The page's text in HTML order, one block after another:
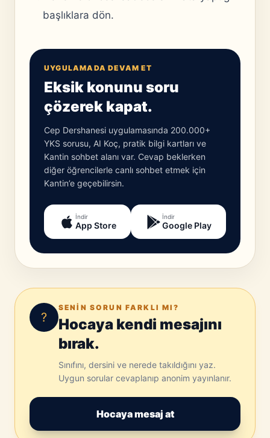
başlıklara dön.
UYGULAMADA DEVAM ET
Eksik konunu soru
çözerek kapat.
Cep Dershanesi uygulamasında 200.000+
YKS sorusu, AI Koç, pratik bilgi kartları ve
Kantin sohbet alanı var. Cevap beklerken
diğer öğrencilerle canlı sohbet etmek için
Kantin’e geçebilirsin.
İndir
App Store
İndir
Google Play
?
SENIN SORUN FARKLI MI?
Hocaya kendi mesajını
bırak.
Sınıfını, dersini ve nerede takıldığını yaz.
Uygun sorular cevaplanıp anonim yayınlanır.
Hocaya mesaj at